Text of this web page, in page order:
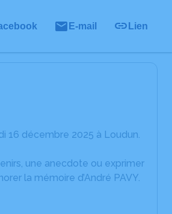
E-mail Lien
16 décembre 2025 à Loudun.
une anecdote ou exprimer
la mémoire d’André PAVY.